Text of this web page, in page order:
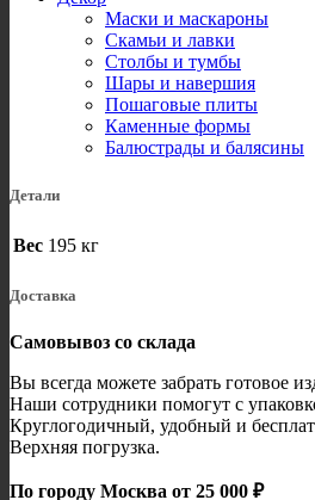
Маски и маскароны
Скамьи и лавки
Столбы и тумбы
Шары и навершия
Пошаговые плиты
Каменные формы
Балюстрады и балясины
Детали
Вес 195 кг
Доставка
Самовывоз со склада
Вы всегда можете забрать готовое
Наши сотрудники помогут с
Круглогодичный, удобный и
Верхняя погрузка.
По городу Москва от 25 000 ₽